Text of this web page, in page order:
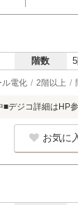
階数
ル電化 2階以上
デジコ詳細はHP
お気に